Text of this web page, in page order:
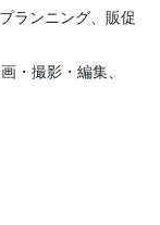
ランニング、販促
・撮影・編集、